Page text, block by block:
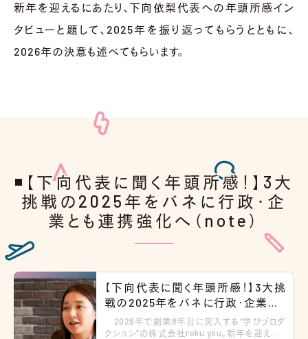
新年を迎えるにあたり、下向依梨代表への年頭所感イン
タビューと題して、2025年を振り返ってもらうとともに、
2026年の決意も述べてもらいます。
◾️【下向代表に聞く年頭所感！】3大
挑戦の2025年をバネに行政・企
業とも連携強化へ（note）
【下向代表に聞く年頭所感！】3大挑
戦の2025年をバネに行政・企業とも
連携強化へ｜roku you
2026年で創業8年目に突入する“学びプロダ
クション”の株式会社roku you。新年を迎える